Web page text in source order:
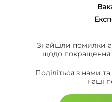
Знайшли помилки
щодо покращення
Поділіться з нами
наші